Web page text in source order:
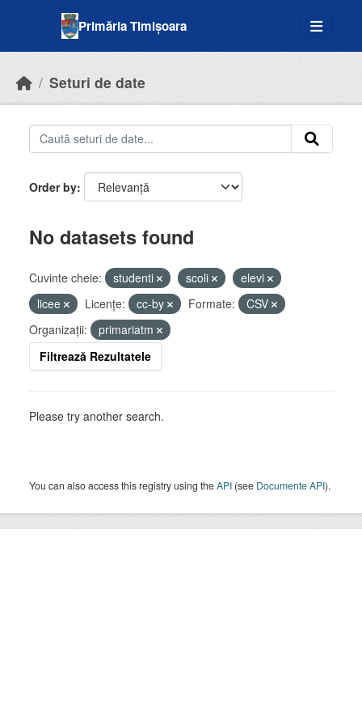
Primăria Timișoara
Seturi de date
Order by
No datasets found
Cuvinte cheie: studenti scoli
elevi
licee
Licenţe: cc-by Formate:
CSV
Organizații:
primariatm
Filtrează Rezultatele
Please try another search.
You can also access this registry using theAPI (see Documente API).